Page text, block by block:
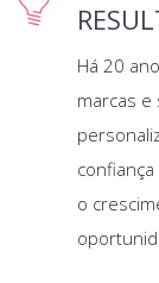
Há 20
marcas e
o